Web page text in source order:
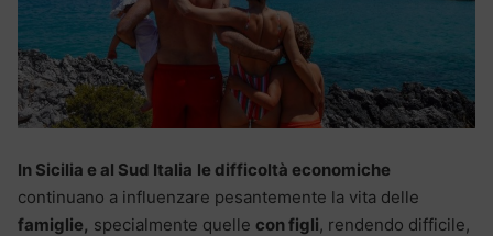
In Sicilia e al Sud Italia le difficoltà economiche
continuano a influenzare pesantemente la vita delle
famiglie, specialmente quelle con figli, rendendo difficile,